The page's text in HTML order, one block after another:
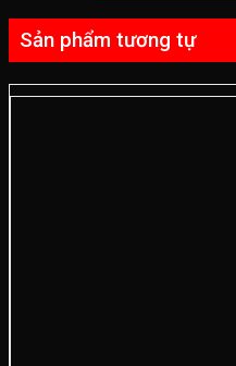
Sản phẩm tương tự